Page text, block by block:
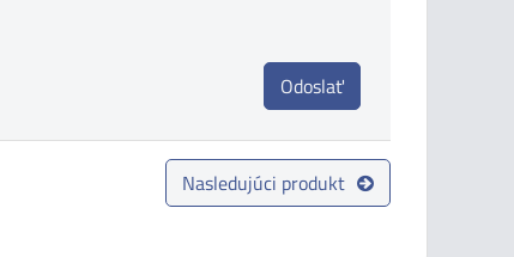
Odoslať
Nasledujúci produkt